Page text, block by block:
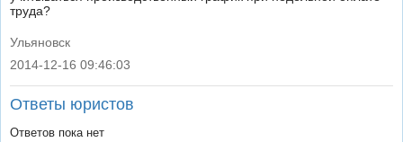
труда?
Ульяновск
|
2014-12-16 09:46:03
Ответы юристов
Ответов пока нет